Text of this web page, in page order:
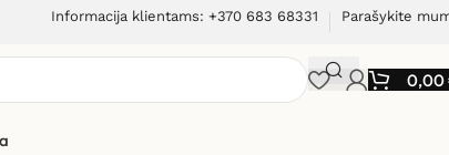
Informacija klientams: +370 683 68331 Parašykite
0,00